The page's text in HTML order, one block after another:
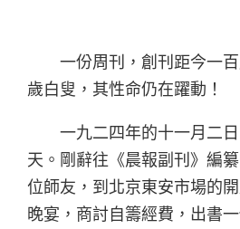
一份周刊，創刊距今一
歲白叟，其性命仍在躍動！
一九二四年的十一月二
天。剛辭往《晨報副刊》編
位師友，到北京東安市場的
晚宴，商討自籌經費，出書